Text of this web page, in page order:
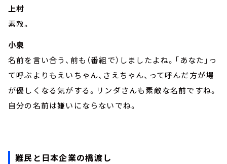
上村
素敵。
小泉
名前を言い合う、前も（番組で）しましたよね。「あなた」っ
て呼ぶよりもえいちゃん、さえちゃん、って呼んだ方が場
が優しくなる気がする。リンダさんも素敵な名前ですね。
自分の名前は嫌いにならないでね。
難民と日本企業の橋渡し